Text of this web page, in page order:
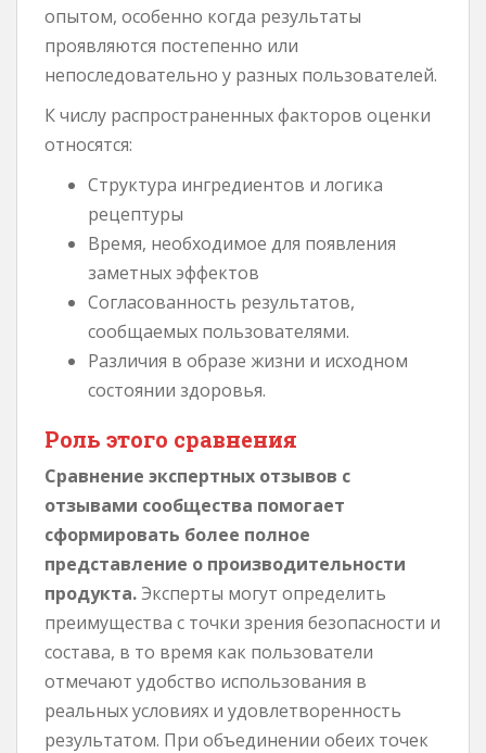
опытом, особенно когда результаты
проявляются постепенно или
непоследовательно у разных пользователей.
К числу распространенных факторов оценки
относятся:
Структура ингредиентов и логика
рецептуры
Время, необходимое для появления
заметных эффектов
Согласованность результатов,
сообщаемых пользователями.
Различия в образе жизни и исходном
состоянии здоровья.
Роль этого сравнения
Сравнение экспертных отзывов с
отзывами сообщества помогает
сформировать более полное
представление о производительности
продукта. Эксперты могут определить
преимущества с точки зрения безопасности и
состава, в то время как пользователи
отмечают удобство использования в
реальных условиях и удовлетворенность
результатом. При объединении обеих точек